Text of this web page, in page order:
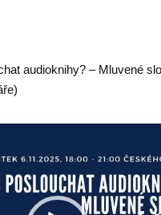
audioknihy? – Mluvené